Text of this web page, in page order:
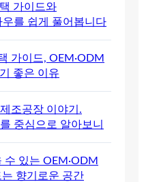
가이드와
를 쉽게 풀어봅니다
가이드, OEM·ODM
좋은 이유
조공장 이야기.
중심으로 알아보니
있는 OEM·ODM
향기로운 공간